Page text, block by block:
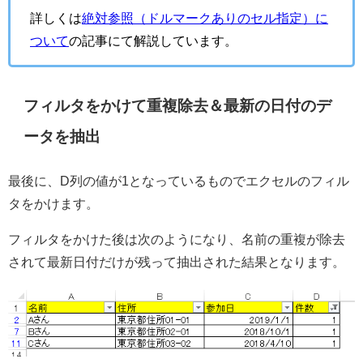
詳しくは絶対参照（ドルマークありのセル指定）に
ついての記事にて解説しています。
フィルタをかけて重複除去＆最新の日付のデ
ータを抽出
最後に、D列の値が1となっているものでエクセルのフィル
タをかけます。
フィルタをかけた後は次のようになり、名前の重複が除去
されて最新日付だけが残って抽出された結果となります。